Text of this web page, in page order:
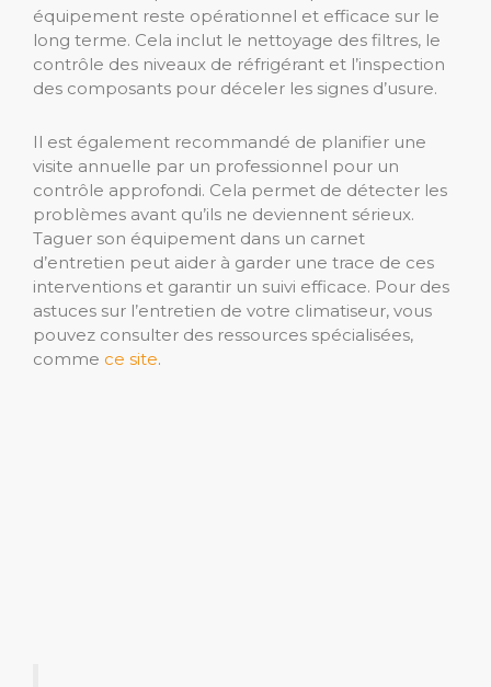
équipement reste opérationnel et efficace sur le
long terme. Cela inclut le nettoyage des filtres, le
contrôle des niveaux de réfrigérant et l’inspection
des composants pour déceler les signes d’usure.
Il est également recommandé de planifier une
visite annuelle par un professionnel pour un
contrôle approfondi. Cela permet de détecter les
problèmes avant qu’ils ne deviennent sérieux.
Taguer son équipement dans un carnet
d’entretien peut aider à garder une trace de ces
interventions et garantir un suivi efficace. Pour des
astuces sur l’entretien de votre climatiseur, vous
pouvez consulter des ressources spécialisées,
comme ce site.